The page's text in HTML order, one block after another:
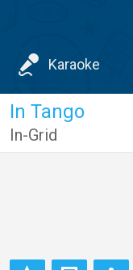
Karaoke
In Tango
In-Grid